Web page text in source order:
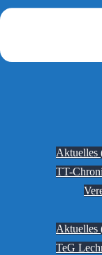
Aktuelles
TT-
Aktuelles
TeG